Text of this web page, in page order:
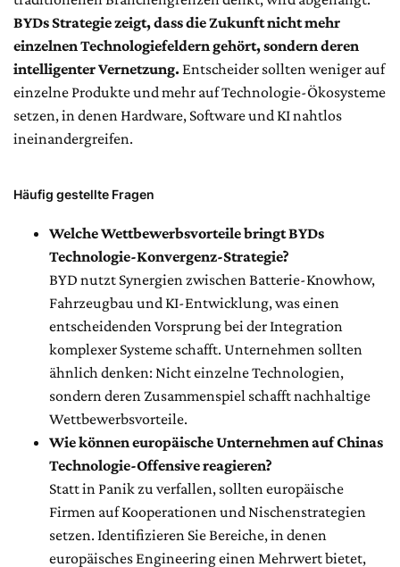
BYDs Strategie zeigt, dass die Zukunft nicht mehr
einzelnen Technologiefeldern gehört, sondern deren
intelligenter Vernetzung. Entscheider sollten weniger auf
einzelne Produkte und mehr auf Technologie-Ökosysteme
setzen, in denen Hardware, Software und KI nahtlos
ineinandergreifen.
Häufig gestellte Fragen
Welche Wettbewerbsvorteile bringt BYDs
Technologie-Konvergenz-Strategie?
BYD nutzt Synergien zwischen Batterie-Knowhow,
Fahrzeugbau und KI-Entwicklung, was einen
entscheidenden Vorsprung bei der Integration
komplexer Systeme schafft. Unternehmen sollten
ähnlich denken: Nicht einzelne Technologien,
sondern deren Zusammenspiel schafft nachhaltige
Wettbewerbsvorteile.
Wie können europäische Unternehmen auf Chinas
Technologie-Offensive reagieren?
Statt in Panik zu verfallen, sollten europäische
Firmen auf Kooperationen und Nischenstrategien
setzen. Identifizieren Sie Bereiche, in denen
europäisches Engineering einen Mehrwert bietet,